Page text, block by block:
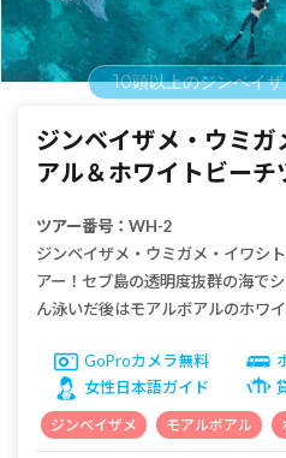
10頭以上のジンベイ
ジンベイザメ・ウミ
アル＆ホワイトビーチ
ツアー番号：WH-2
ジンベイザメ・ウミガメ・イワシ
アー！セブ島の透明度抜群の海で
ん泳いだ後はモアルボアルのホワ
GoProカメラ無料
女性日本語ガイド
ジンベイザメ モアルボアル